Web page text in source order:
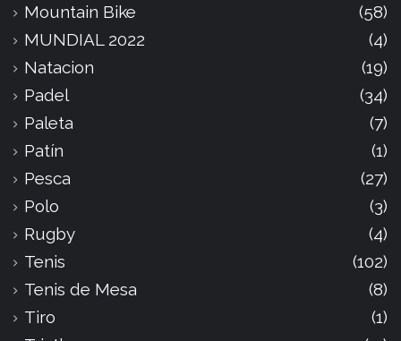
Mountain Bike
(58)
MUNDIAL 2022
(4)
Natacion
(19)
Padel
(34)
Paleta
(7)
Patín
(1)
Pesca
(27)
Polo
(3)
Rugby
(4)
Tenis
(102)
Tenis de Mesa
(8)
Tiro
(1)